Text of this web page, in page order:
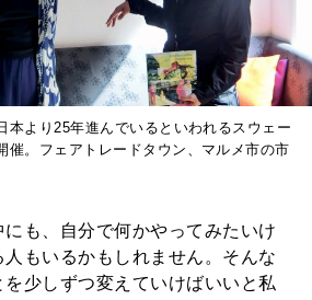
本より25年進んでいるといわれるスウェー
催。フェアトレードタウン、マルメ市の市
も、自分で何かやってみたいけ
もいるかもしれません。そんな
少しずつ変えていけばいいと私